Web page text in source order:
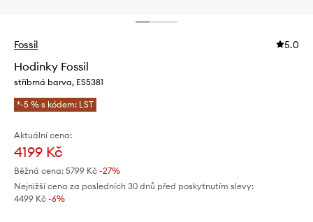
Fossil 5.0
Hodinky Fossil
stříbrná barva, ES5381
*-5 % s kódem: LST
Aktuální cena:
4199 Kč
Běžná cena: 5799 Kč -27%
Nejnižší cena za posledních 30 dnů před poskytnutím slevy:
4499 Kč -6%